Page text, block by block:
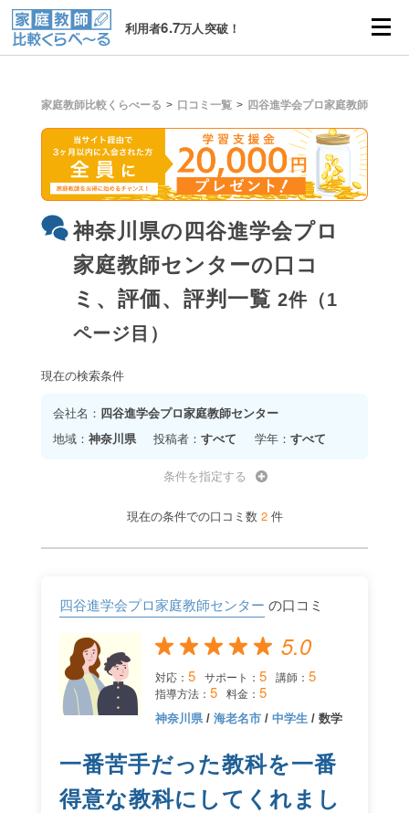
利用者6.7万人突破！
家庭教師比較くらべーる 口コミ一覧 四谷進学会プロ家庭教師センタ
神奈川県の四谷進学会プロ
家庭教師センターの口コ
ミ、評価、評判一覧 2件（1
ページ目）
現在の検索条件
会社名： 四谷進学会プロ家庭教師センター
地域： 神奈川県 投稿者：すべて 学年： すべて
条件を指定する
現在の条件での口コミ数 2件
四谷進学会プロ家庭教師センター の口コミ
5.0
対応： 5 サポート： 5 講師： 5
指導方法： 5 料金： 5
神奈川県/ 海老名市/ 中学生/ 数学
一番苦手だった教科を一番
得意な教科にしてくれまし